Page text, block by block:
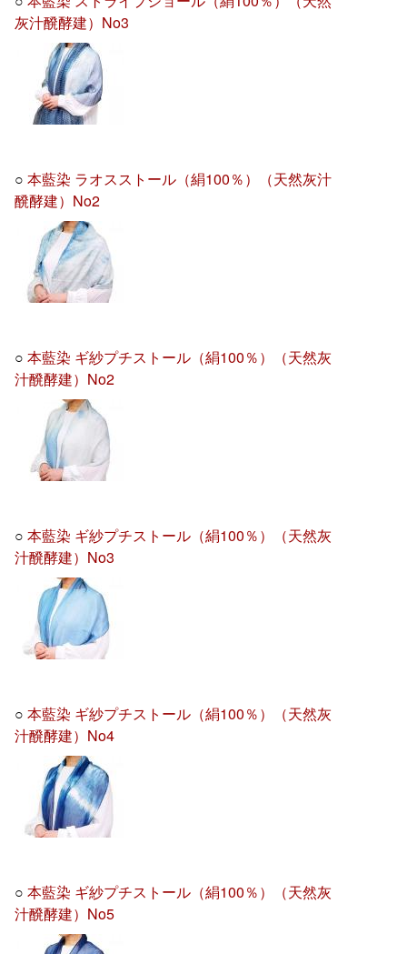
灰汁醗酵建）No3
○本藍染 ラオスストール（絹100％）（天然灰汁
醗酵建）No2
○本藍染 ギ紗プチストール（絹100％）（天然灰
汁醗酵建）No2
○本藍染 ギ紗プチストール（絹100％）（天然灰
汁醗酵建）No3
○本藍染 ギ紗プチストール（絹100％）（天然灰
汁醗酵建）No4
○本藍染 ギ紗プチストール（絹100％）（天然灰
汁醗酵建）No5